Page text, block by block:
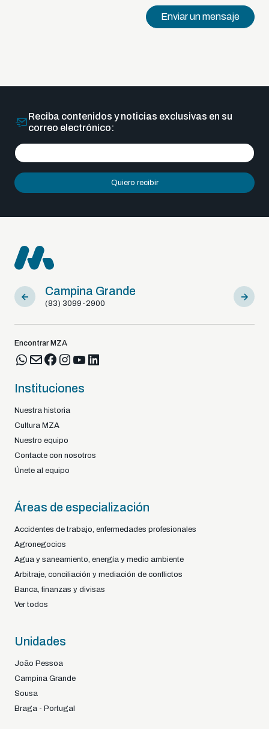
Enviar un mensaje
Reciba contenidos y noticias exclusivas en su
correo electrónico:
Quiero recibir
Campina Grande
(83) 3099-2900
Sousa
(83)
Encontrar MZA
Instituciones
Nuestra historia
Cultura MZA
Nuestro equipo
Contacte con nosotros
Únete al equipo
Áreas de especialización
Accidentes de trabajo, enfermedades profesionales
Agronegocios
Agua y saneamiento, energía y medio ambiente
Arbitraje, conciliación y mediación de conflictos
Banca, finanzas y divisas
Ver todos
Unidades
João Pessoa
Campina Grande
Sousa
Braga - Portugal